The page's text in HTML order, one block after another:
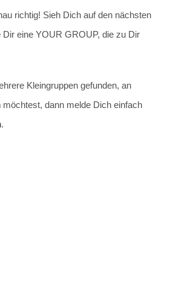
richtig! Sieh Dich auf den nächsten
eine YOUR GROUP, die zu Dir
Kleingruppen gefunden, an
möchtest, dann melde Dich einfach
.